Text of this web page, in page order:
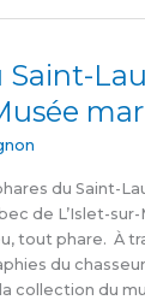
Saint-
phares du Saint-
de L’Islet-
tout phare. À
du
collection du